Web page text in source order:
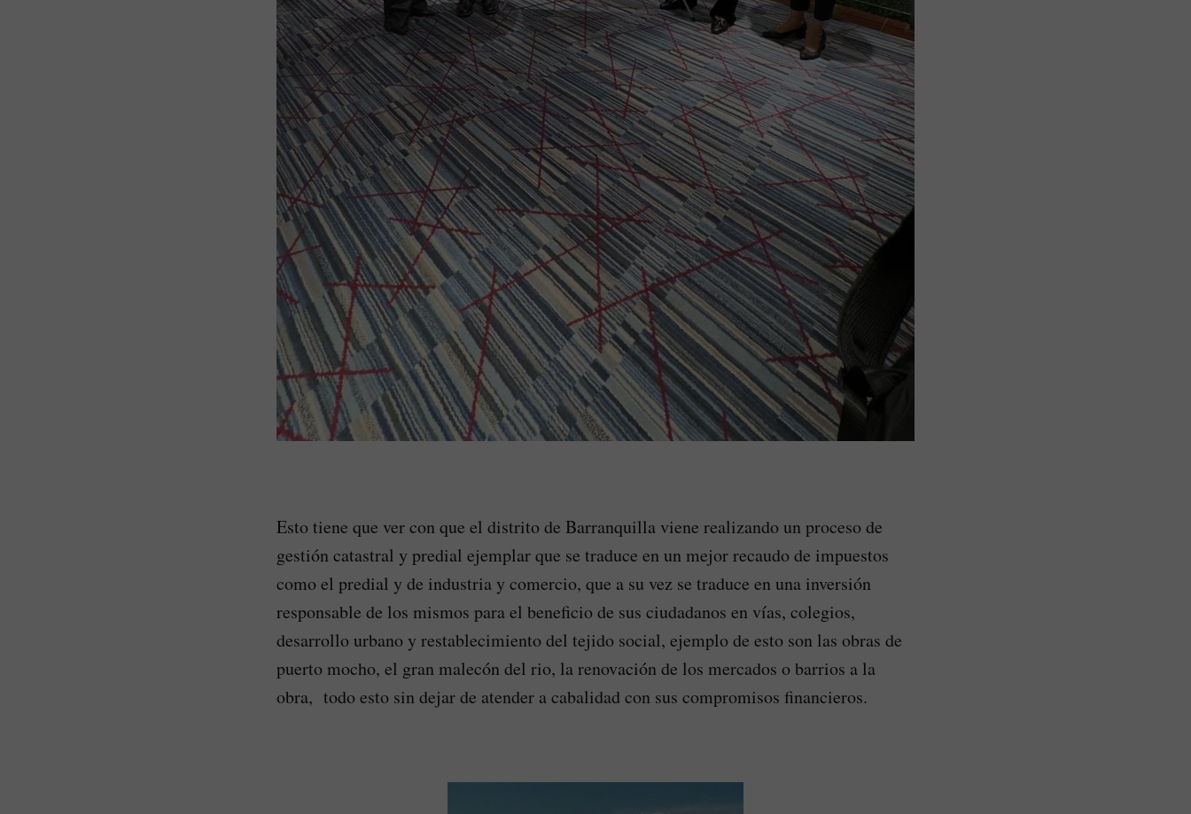
Esto tiene que ver con que el distrito de Barranquilla viene realizando un proceso de
gestión catastral y predial ejemplar que se traduce en un mejor recaudo de impuestos
como el predial y de industria y comercio, que a su vez se traduce en una inversión
responsable de los mismos para el beneficio de sus ciudadanos en vías, colegios,
desarrollo urbano y restablecimiento del tejido social, ejemplo de esto son las obras de
puerto mocho, el gran malecón del rio, la renovación de los mercados o barrios a la
obra, todo esto sin dejar de atender a cabalidad con sus compromisos financieros.